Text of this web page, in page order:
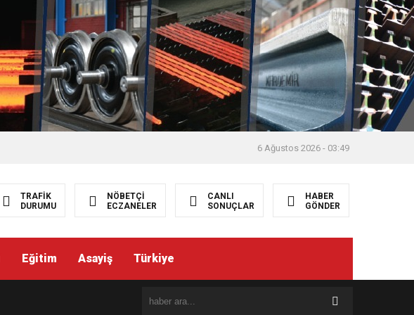
6 Ağustos 2026 - 03:49
TRAFİK
DURUMU
NÖBETÇİ
ECZANELER
CANLI
SONUÇLAR
HABER
GÖNDER
Eğitim Asayiş Türkiye